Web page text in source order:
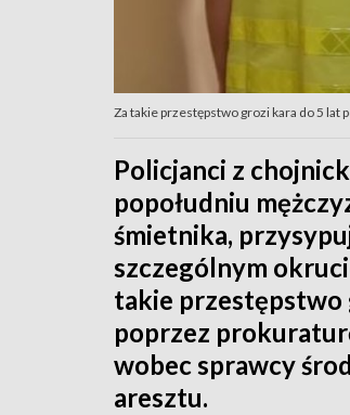
Za takie przestępstwo grozi kara do 5 lat
Policjanci z
popołudniu
śmietnika,
szczególnym
takie przestępstwo
poprzez
wobec sprawcy
aresztu.